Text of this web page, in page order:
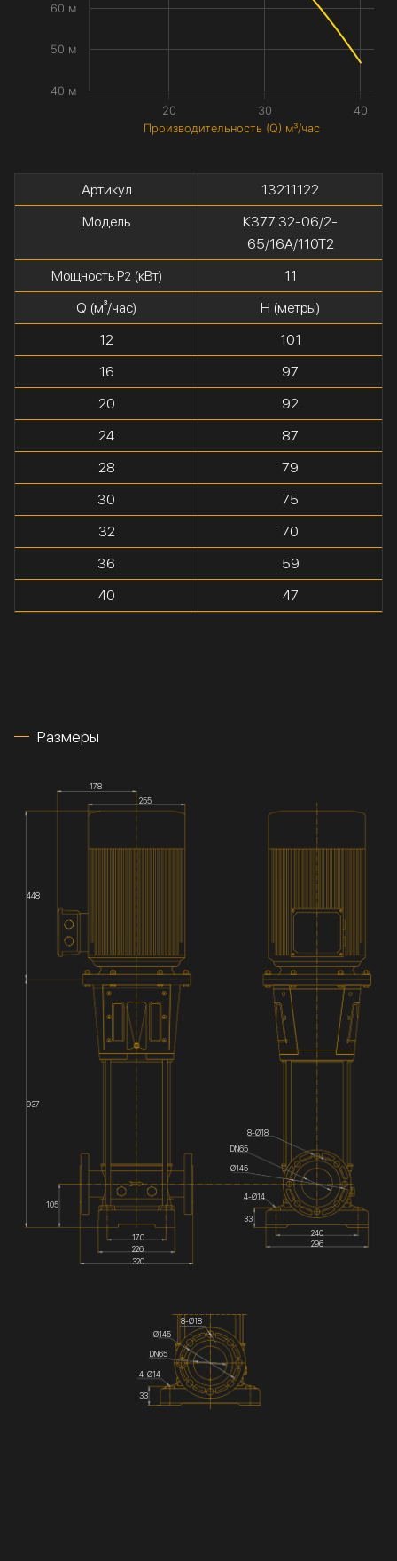
Производительность (Q) м³/час
20 30 40
40 м
50 м
60 м
Артикул
13211122
Модель
К377 32-06/2-
65/16А/110Т2
Мощность P2(кВт)
11
Q (м³/час)
H (метры)
12
101
16
97
20
92
24
87
28
79
30
75
32
70
36
59
40
47
Размеры
DN65
178
255
448
937
105
170
226
320
240
296
33
4-Ø14
Ø145
8-Ø18
DN65
8-Ø18
Ø145
4-Ø14
33